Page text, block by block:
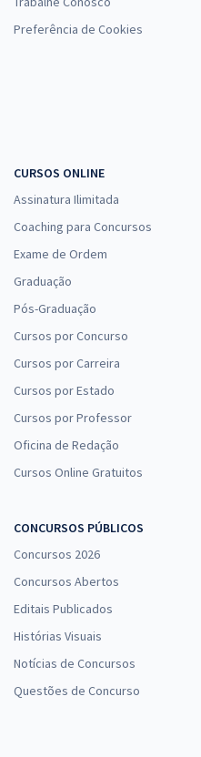
Preferência de Cookies
CURSOS ONLINE
Assinatura Ilimitada
Coaching para Concursos
Exame de Ordem
Graduação
Pós-Graduação
Cursos por Concurso
Cursos por Carreira
Cursos por Estado
Cursos por Professor
Oficina de Redação
Cursos Online Gratuitos
CONCURSOS PÚBLICOS
Concursos 2026
Concursos Abertos
Editais Publicados
Histórias Visuais
Notícias de Concursos
Questões de Concurso